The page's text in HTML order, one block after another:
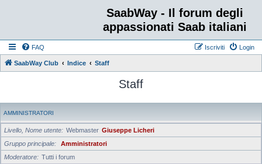
SaabWay - Il forum degli
appassionati Saab italiani
FAQ Login
Iscriviti
SaabWay Club Indice Staff
Staff
AMMINISTRATORI
Livello, Nome utente Webmaster Giuseppe Licheri
Gruppo principale
Amministratori
Moderatore
Tutti i forum